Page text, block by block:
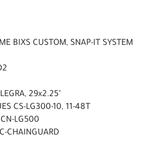
BIXS CUSTOM, SNAP-IT SYSTEM
29x2.25"
CS-LG300-10, 11-48T
LG500
CHAINGUARD